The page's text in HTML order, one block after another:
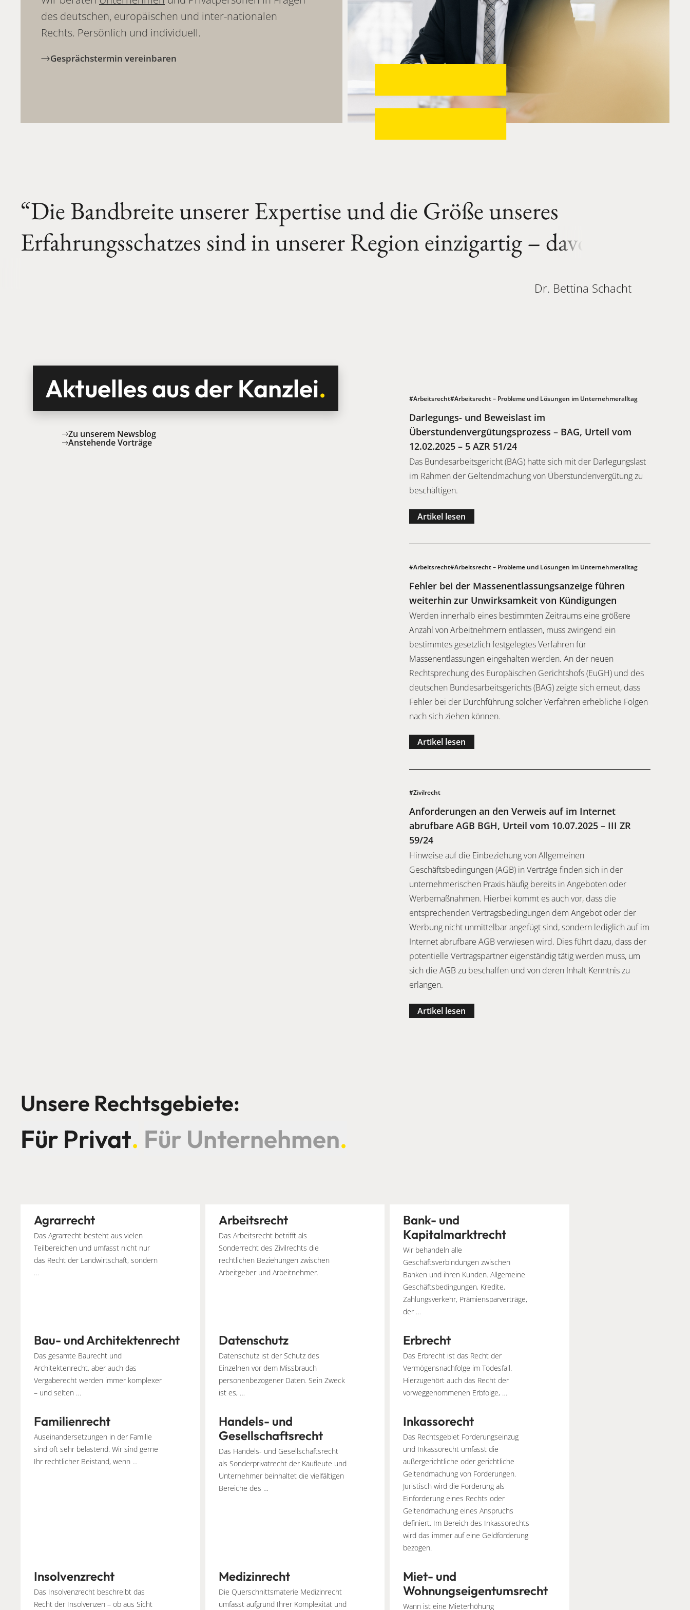
des deutschen, europäischen und inter-nationalen
Rechts. Persönlich und individuell.
Gesprächstermin vereinbaren
“DieBandbreiteunsererExpertiseunddie Größeunseres
Erfahrungsschatzes sindinunsererRegioneinzigartig– davon
Dr. Bettina Schacht
Aktuelles aus der Kanzlei.
Zu unserem Newsblog
Anstehende Vorträge
#Arbeitsrecht#Arbeitsrecht – Probleme und Lösungen im Unternehmeralltag
Darlegungs- und Beweislast im
Überstundenvergütungsprozess – BAG, Urteil vom
12.02.2025 – 5 AZR 51/24
Das Bundesarbeitsgericht (BAG) hatte sich mit der Darlegungslast
im Rahmen der Geltendmachung von Überstundenvergütung zu
beschäftigen.
Artikel lesen
#Arbeitsrecht#Arbeitsrecht – Probleme und Lösungen im Unternehmeralltag
Fehler bei der Massenentlassungsanzeige führen
weiterhin zur Unwirksamkeit von Kündigungen
Werden innerhalb eines bestimmten Zeitraums eine größere
Anzahl von Arbeitnehmern entlassen, muss zwingend ein
bestimmtes gesetzlich festgelegtes Verfahren für
Massenentlassungen eingehalten werden. An der neuen
Rechtsprechung des Europäischen Gerichtshofs (EuGH) und des
deutschen Bundesarbeitsgerichts (BAG) zeigte sich erneut, dass
Fehler bei der Durchführung solcher Verfahren erhebliche Folgen
nach sich ziehen können.
Artikel lesen
#Zivilrecht
Anforderungen an den Verweis auf im Internet
abrufbare AGB BGH, Urteil vom 10.07.2025 – III ZR
59/24
Hinweise auf die Einbeziehung von Allgemeinen
Geschäftsbedingungen (AGB) in Verträge finden sich in der
unternehmerischen Praxis häufig bereits in Angeboten oder
Werbemaßnahmen. Hierbei kommt es auch vor, dass die
entsprechenden Vertragsbedingungen dem Angebot oder der
Werbung nicht unmittelbar angefügt sind, sondern lediglich auf im
Internet abrufbare AGB verwiesen wird. Dies führt dazu, dass der
potentielle Vertragspartner eigenständig tätig werden muss, um
sich die AGB zu beschaffen und von deren Inhalt Kenntnis zu
erlangen.
Artikel lesen
Unsere Rechtsgebiete:
Für Privat. Für Unternehmen.
Agrarrecht
Das Agrarrecht besteht aus vielen
Teilbereichen und umfasst nicht nur
das Recht der Landwirtschaft, sondern
…
Arbeitsrecht
Das Arbeitsrecht betrifft als
Sonderrecht des Zivilrechts die
rechtlichen Beziehungen zwischen
Arbeitgeber und Arbeitnehmer.
Bank- und
Kapitalmarktrecht
Wir behandeln alle
Geschäftsverbindungen zwischen
Banken und ihren Kunden. Allgemeine
Geschäftsbedingungen, Kredite,
Zahlungsverkehr, Prämiensparverträge,
der …
Bau- und Architektenrecht
Das gesamte Baurecht und
Architektenrecht, aber auch das
Vergaberecht werden immer komplexer
– und selten …
Datenschutz
Datenschutz ist der Schutz des
Einzelnen vor dem Missbrauch
personenbezogener Daten. Sein Zweck
ist es, …
Erbrecht
Das Erbrecht ist das Recht der
Vermögensnachfolge im Todesfall.
Hierzugehört auch das Recht der
vorweggenommenen Erbfolge, …
Familienrecht
Auseinandersetzungen in der Familie
sind oft sehr belastend. Wir sind gerne
Ihr rechtlicher Beistand, wenn …
Handels- und
Gesellschaftsrecht
Das Handels- und Gesellschaftsrecht
als Sonderprivatrecht der Kaufleute und
Unternehmer beinhaltet die vielfältigen
Bereiche des …
Inkassorecht
Das Rechtsgebiet Forderungseinzug
und Inkassorecht umfasst die
außergerichtliche oder gerichtliche
Geltendmachung von Forderungen.
Juristisch wird die Forderung als
Einforderung eines Rechts oder
Geltendmachung eines Anspruchs
definiert. Im Bereich des Inkassorechts
wird das immer auf eine Geldforderung
bezogen.
Insolvenzrecht
Das Insolvenzrecht beschreibt das
Recht der Insolvenzen – ob aus Sicht
Medizinrecht
Die Querschnittsmaterie Medizinrecht
umfasst aufgrund Ihrer Komplexität und
Miet- und
Wohnungseigentumsrecht
Wann ist eine Mieterhöhung